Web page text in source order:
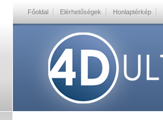
Főoldal Elérhetőségek Honlaptérkép